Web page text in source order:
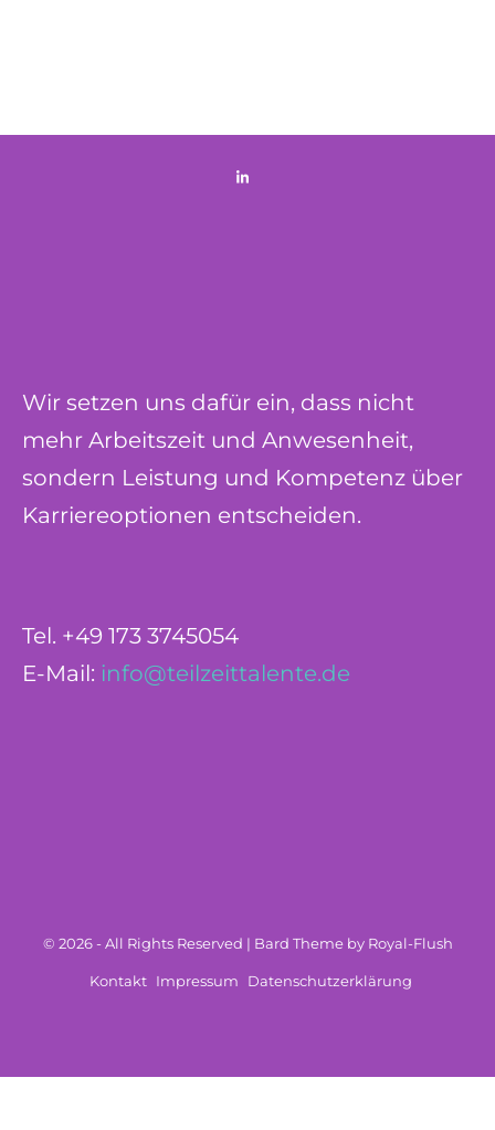
Wir setzen uns dafür ein, dass nicht
mehr Arbeitszeit und Anwesenheit,
sondern Leistung und Kompetenz über
Karriereoptionen entscheiden.
Tel. +49 173 3745054
E-Mail: info@teilzeittalente.de
© 2026 - All Rights Reserved | Bard Theme by Royal-Flush
Kontakt Impressum Datenschutzerklärung